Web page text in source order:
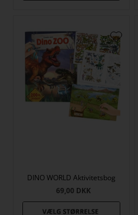
DINO WORLD Aktivitetsbog
69,00 DKK